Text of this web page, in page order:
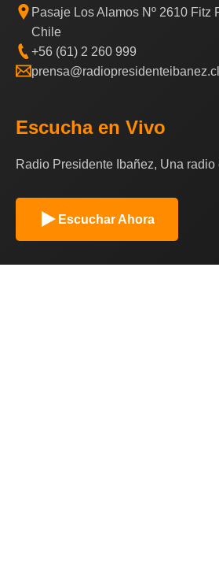
Pasaje Los Alamos Nº 2610 Fitz
Chile
+56 (61) 2 260 999
prensa@radiopresidenteibanez.cl
Escucha en Vivo
Radio Presidente Ibañez, Una radio
Escuchar Ahora